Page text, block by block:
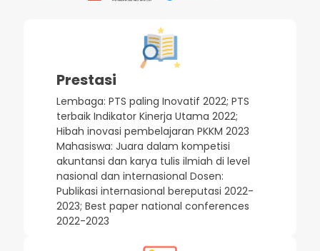
Prestasi
Lembaga: PTS paling Inovatif 2022; PTS
terbaik Indikator Kinerja Utama 2022;
Hibah inovasi pembelajaran PKKM 2023
Mahasiswa: Juara dalam kompetisi
akuntansi dan karya tulis ilmiah di level
nasional dan internasional Dosen:
Publikasi internasional bereputasi 2022-
2023; Best paper national conferences
2022-2023